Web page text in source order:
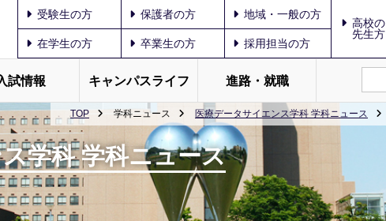
受験生の方 保護者の方 地域・一般の方
高校の
先生方
在学生の方 卒業生の方 採用担当の方
試情報 キャンパスライフ 進路・就職
TOP 学科ニュース 医療データサイエンス学科 学科ニュース
学科 学科ニュース